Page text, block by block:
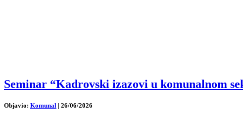
Seminar “Kadrovski izazovi u komunalnom
Objavio: Komunal | 26/06/2026